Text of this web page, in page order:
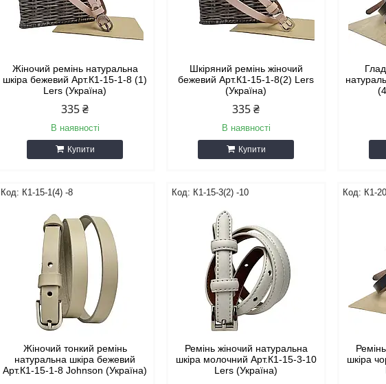
Жіночий ремінь натуральна
шкіра бежевий Арт.К1-15-1-8 (1)
Lers (Україна)
335 ₴
В наявності
Купити
Шкіряний ремінь жіночий
бежевий Арт.К1-15-1-8(2) Lers
(Україна)
335 ₴
В наявності
Купити
К1-15-1(4) -8
Жіночий тонкий ремінь
натуральна шкіра бежевий
Арт.К1-15-1-8 Johnson (Україна)
К1-15-3(2) -10
Ремінь жіночий натуральна
шкіра молочний Арт.К1-15-3-10
Lers (Україна)
К1-
шкіра